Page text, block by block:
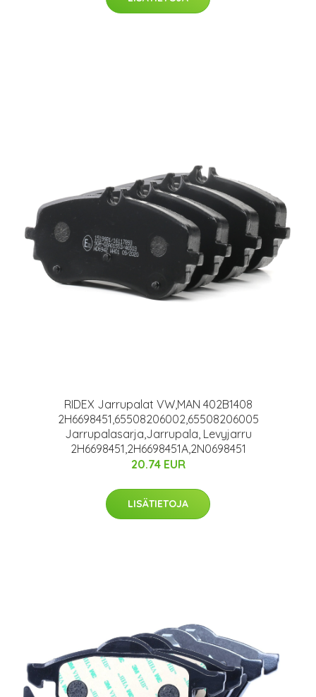
RIDEX Jarrupalat VW,MAN 402B1408
2H6698451,65508206002,65508206005
Jarrupalasarja,Jarrupala, Levyjarru
2H6698451,2H6698451A,2N0698451
20.74 EUR
LISÄTIETOJA